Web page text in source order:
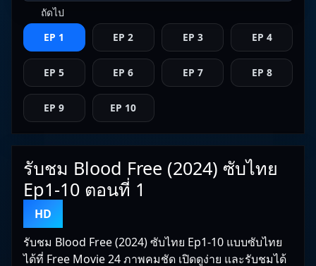
ถัดไป
EP 1
EP 2 EP 3 EP 4
EP 5 EP 6 EP 7 EP 8
EP 9 EP 10
รับชม Blood Free (2024) ซับไทย
Ep1-10 ตอนที่ 1
HD
รับชม Blood Free (2024) ซับไทย Ep1-10 แบบซับไทย
ได้ที่ Free Movie 24 ภาพคมชัด เปิดดูง่าย และรับชมได้